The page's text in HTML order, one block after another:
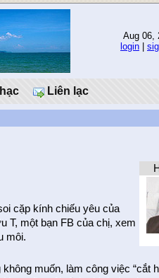
Aug 06,
login
Liên lạc
cặp kính chiếu yêu của
T, một bạn FB của chị, xem
môi.
muốn, làm công việc “cắt